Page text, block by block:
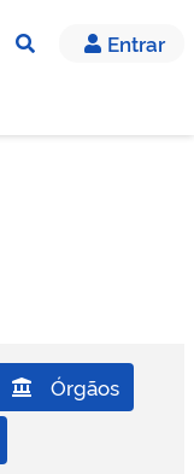
Abrir buscaEntrar
Órgãos